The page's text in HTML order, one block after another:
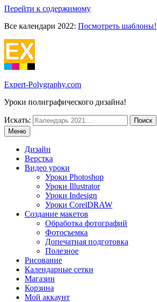
Перейти к содержимому
Все календари 2022: Посмотреть шаблоны!
Expert-Polygraphy.com
Уроки полиграфического дизайна!
Искать:
Меню
Дизайн
Верстка
Видео уроки
Уроки Photoshop
Уроки Illustrator
Уроки Indesign
Уроки CorelDRAW
Создание макетов
Обработка фотографий
Фотосъемка
Допечатная подготовка
Полезное
Рисование
Календарные сетки
Магазин
Корзина
Мой аккаунт